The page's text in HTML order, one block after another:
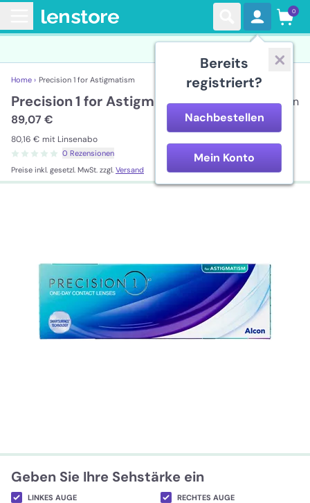
Bereits
registriert?
Nachbestellen
Mein Konto
0
Home › Precision 1 for Astigmatism
Precision 1 for Astigmatism
89,07 €
80,16 € mit Linsenabo
0 Rezensionen
Preise inkl. gesetzl. MwSt. zzgl. Versand
90 Linsen
Geben Sie Ihre Sehstärke ein
LINKES AUGE RECHTES AUGE